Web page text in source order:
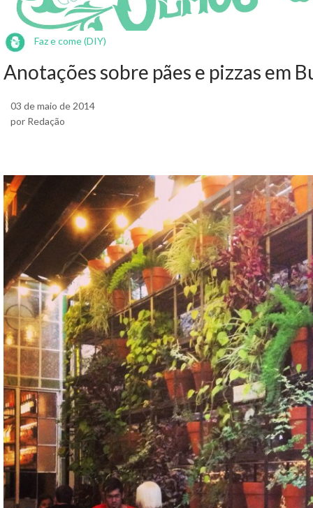
Faz e come (DIY)
Anotações sobre pães e pizzas em
03 de maio de 2014
por Redação